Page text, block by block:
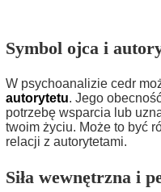
Symbol ojca i
W psychoanalizie cedr
autorytetu. Jego
potrzebę wsparcia lub
twoim życiu. Może to być
relacji z autorytetami.
Siła wewnętrzna i